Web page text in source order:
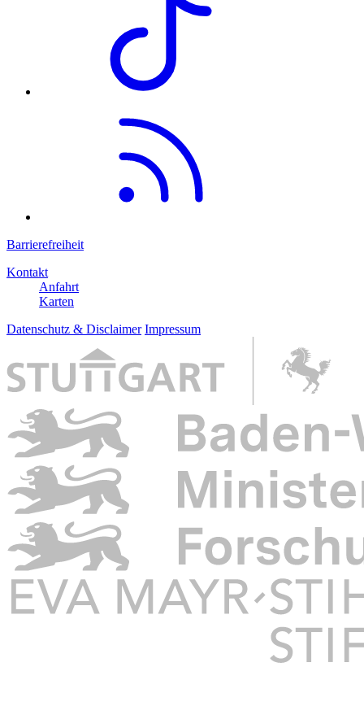
Barrierefreiheit
Kontakt
Anfahrt
Karten
Datenschutz & Disclaimer Impressum